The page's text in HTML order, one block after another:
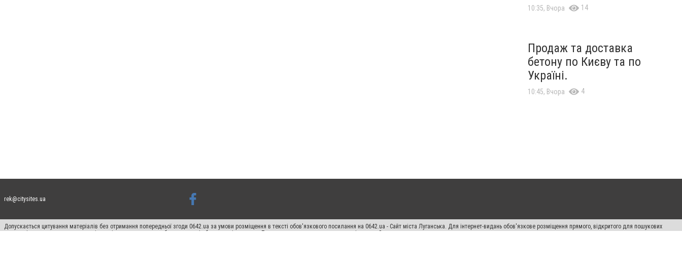
10:35, Вчора 14
Продаж та доставка
бетону по Києву та по
Україні.
10:45, Вчора 4
rek@citysites.ua
Допускається цитування матеріалів без отримання попередньої згоди 0642.ua за умови розміщення в тексті обов'язкового посилання на 0642.ua - Сайт міста Луганська. Для інтернет-видань обов'язкове розміщення прямого, відкритого для пошукових
систем гіперпосилання на цитовані статті не нижче другого абзацу в тексті або в якості джерела. Порушення виняткових прав переслідується Законом.